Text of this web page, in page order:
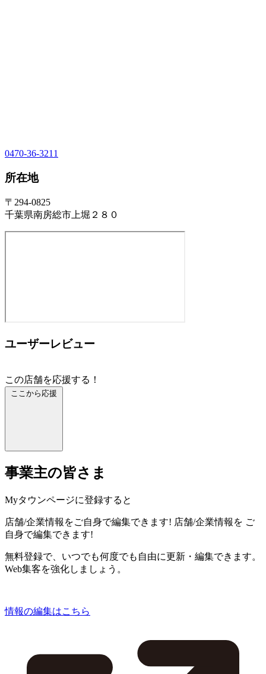
0470-36-3211
所在地
〒294-0825
千葉県南房総市上堀２８０
ユーザーレビュー
この店舗を応援する！
ここから応援
事業主の皆さま
Myタウンページに登録すると
店舗/企業情報をご自身で編集できます! 店舗/企業情報を ご
自身で編集できます!
無料登録で、いつでも何度でも自由に更新・編集できます。
Web集客を強化しましょう。
情報の編集はこちら